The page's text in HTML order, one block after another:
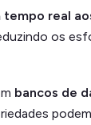
tempo real
os
bancos de